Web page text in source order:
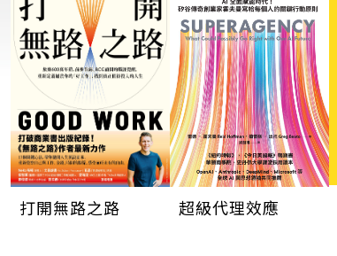
打開無路之路 超級代理效應